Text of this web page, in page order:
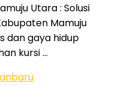
Utara : Solusi
Mamuju
dan gaya hidup
kursi …